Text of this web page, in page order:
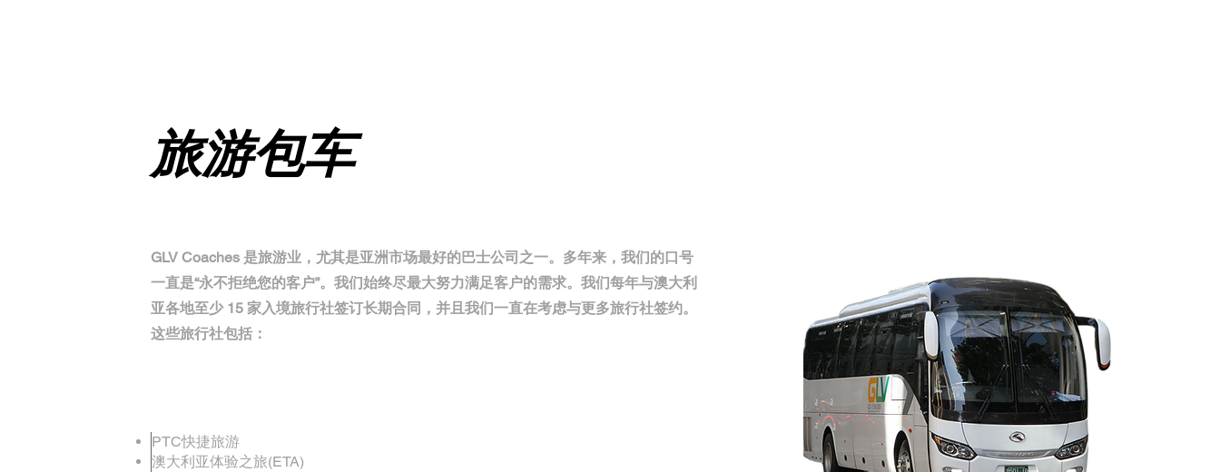
旅游包车
GLV Coaches 是旅游业，尤其是亚洲市场最好的巴士公司之一。多年来，我们的口号
一直是“永不拒绝您的客户”。我们始终尽最大努力满足客户的需求。我们每年与澳大利
亚各地至少 15 家入境旅行社签订长期合同，并且我们一直在考虑与更多旅行社签约。
这些旅行社包括：
PTC快捷旅游
澳大利亚体验之旅(ETA)